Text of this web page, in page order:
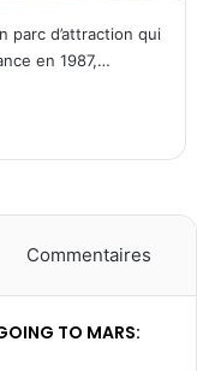
parc d’attraction qui
en 1987,…
Commentaires
TO MARS: